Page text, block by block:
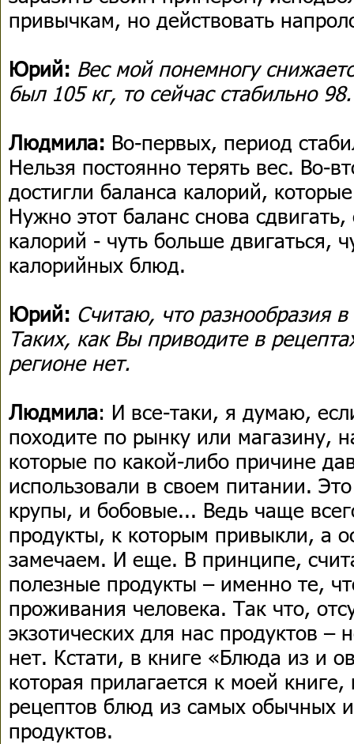
привычкам, но действовать
Юрий: Вес мой понемногу
был 105 кг, то сейчас стабильно
Людмила: Во-первых, период
Нельзя постоянно терять вес. Во-
достигли баланса калорий,
Нужно этот баланс снова
калорий - чуть больше двигаться,
калорийных блюд.
Юрий: Считаю, что разнообразия
Таких, как Вы приводите в
регионе нет.
Людмила: И все-таки, я думаю,
походите по рынку или магазину,
которые по какой-либо причине
использовали в своем питании.
крупы, и бобовые... Ведь чаще
продукты, к которым привыкли, а
замечаем. И еще. В принципе,
полезные продукты – именно те,
проживания человека. Так что,
экзотических для нас продуктов
нет. Кстати, в книге «Блюда из и
которая прилагается к моей
рецептов блюд из самых обычных
продуктов.